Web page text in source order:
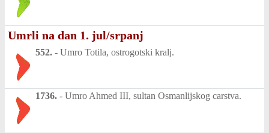
Umrli na dan 1. jul/srpanj
552. - Umro Totila, ostrogotski kralj.
1736. - Umro Ahmed III, sultan Osmanlijskog carstva.